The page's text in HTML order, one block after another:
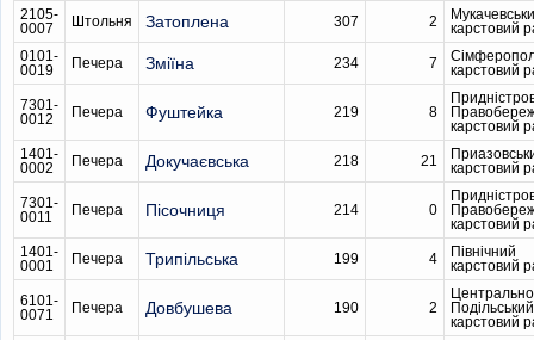
2105-
0007
Штольня Затоплена 307 2
карстовий
0101-
0019
Печера Зміїна 234 7
карстовий
7301-
0012
Печера Фуштейка 219 8
карстовий
1401-
0002
Печера Докучаєвська 218 21
карстовий
7301-
0011
Печера Пісочниця 214 0
карстовий
1401-
0001
Печера Трипільська 199 4
Північний
карстовий
6101-
0071
Печера Довбушева 190 2
Подільський
карстовий